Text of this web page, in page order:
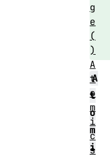
A
t
o
m
i
g
e
(
)
A
t
o
m
i
c
s